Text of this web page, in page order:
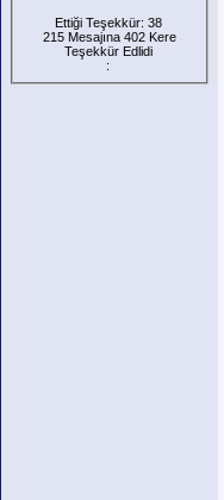
Ettiği Teşekkür: 38
215 Mesajına 402 Kere
Teşekkür Edlidi
: